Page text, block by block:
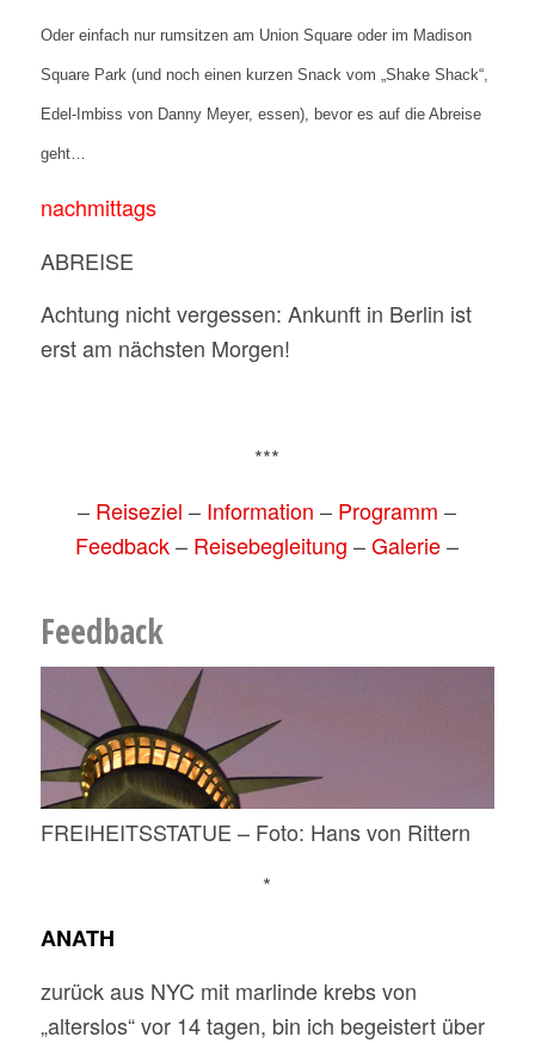
Oder einfach nur rumsitzen am Union Square oder im Madison
Square Park (und noch einen kurzen Snack vom „Shake Shack“,
Edel-Imbiss von Danny Meyer, essen), bevor es auf die Abreise
geht…
nachmittags
ABREISE
Achtung nicht vergessen: Ankunft in Berlin ist
erst am nächsten Morgen!
***
– Reiseziel – Information – Programm –
Feedback– Reisebegleitung –Galerie–
Feedback
FREIHEITSSTATUE – Foto: Hans von Rittern
*
ANATH
zurück aus NYC mit marlinde krebs von
„alterslos“ vor 14 tagen, bin ich begeistert über